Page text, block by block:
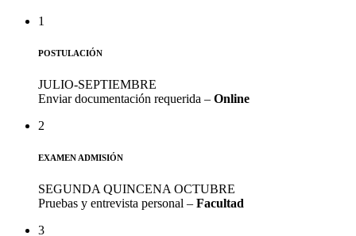
1
POSTULACIÓN
JULIO-SEPTIEMBRE
Enviar documentación requerida – Online
2
EXAMEN ADMISIÓN
SEGUNDA QUINCENA OCTUBRE
Pruebas y entrevista personal – Facultad
3